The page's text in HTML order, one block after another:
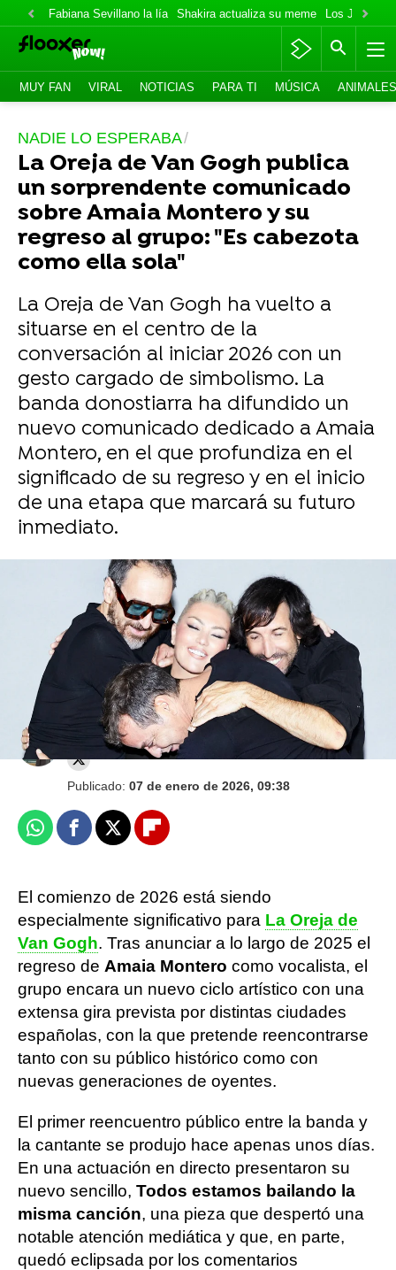
Fabiana Sevillano la lía Shakira actualiza su meme Los Jonas
MUY FAN VIRAL NOTICIAS PARA TI MÚSICA ANIMALES
NADIE LO ESPERABA
La Oreja de Van Gogh publica
un sorprendente comunicado
sobre Amaia Montero y su
regreso al grupo: "Es cabezota
como ella sola"
La Oreja de Van Gogh ha vuelto a
situarse en el centro de la
conversación al iniciar 2026 con un
gesto cargado de simbolismo. La
banda donostiarra ha difundido un
nuevo comunicado dedicado a Amaia
Montero, en el que profundiza en el
significado de su regreso y en el inicio
de una etapa que marcará su futuro
inmediato.
North West se vuelve loca en TikTok y todos
flipan con este detalle
Juan Carrasco
Publicado: 07 de enero de 2026, 09:38
WhatsappFacebook
X Flipboard
El comienzo de 2026 está siendo
especialmente significativo para La Oreja de
Van Gogh. Tras anunciar a lo largo de 2025 el
regreso de Amaia Montero como vocalista, el
grupo encara un nuevo ciclo artístico con una
extensa gira prevista por distintas ciudades
españolas, con la que pretende reencontrarse
tanto con su público histórico como con
nuevas generaciones de oyentes.
El primer reencuentro público entre la banda y
la cantante se produjo hace apenas unos días.
En una actuación en directo presentaron su
nuevo sencillo, Todos estamos bailando la
misma canción, una pieza que despertó una
notable atención mediática y que, en parte,
quedó eclipsada por los comentarios